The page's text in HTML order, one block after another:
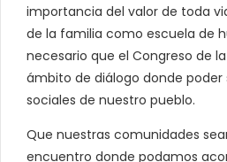
importancia del valor de toda
de la familia como escuela de
necesario que el Congreso de
ámbito de diálogo donde poder
sociales de nuestro pueblo.
Que nuestras comunidades
encuentro donde podamos